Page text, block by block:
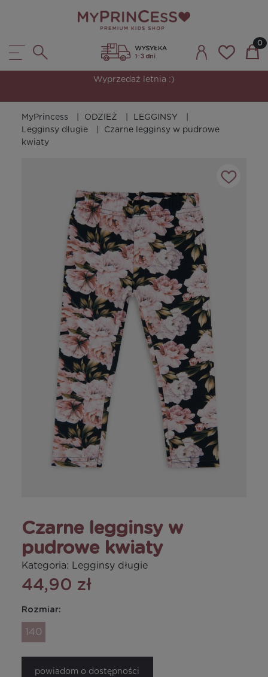
Wyprzedaż letnia :)
MyPrincess ODZIEŻ
LEGGINSY
Legginsy długie
Czarne legginsy w pudrowe
kwiaty
Czarne legginsy w
pudrowe kwiaty
Kategoria: Legginsy długie
44,90 zł
Rozmiar:
140
powiadom o dostępności